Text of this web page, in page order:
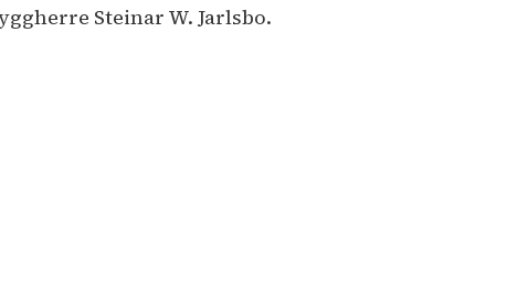
Steinar W. Jarlsbo.